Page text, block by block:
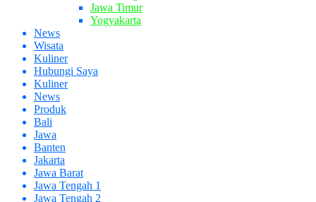
Jawa Timur
Yogyakarta
News
Wisata
Kuliner
Hubungi Saya
Kuliner
News
Produk
Bali
Jawa
Banten
Jakarta
Jawa Barat
Jawa Tengah 1
Jawa Tengah 2